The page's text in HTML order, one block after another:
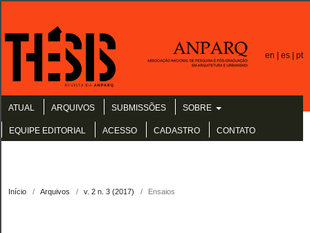
en | es | pt
ATUAL ARQUIVOS SUBMISSÕES SOBRE
EQUIPE EDITORIAL ACESSO CADASTRO CONTATO
Início / Arquivos / v. 2 n. 3 (2017) / Ensaios